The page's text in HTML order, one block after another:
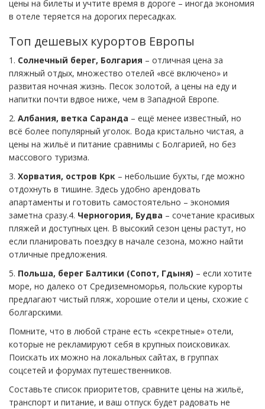
цены на билеты и учтите время в дороге – иногда экономия
в отеле теряется на дорогих пересадках.
Топ дешевых курортов Европы
1. Солнечный берег, Болгария – отличная цена за
пляжный отдых, множество отелей «всё включено» и
развитая ночная жизнь. Песок золотой, а цены на еду и
напитки почти вдвое ниже, чем в Западной Европе.
2. Албания, ветка Саранда – ещё менее известный, но
всё более популярный уголок. Вода кристально чистая, а
цены на жильё и питание сравнимы с Болгарией, но без
массового туризма.
3. Хорватия, остров Крк – небольшие бухты, где можно
отдохнуть в тишине. Здесь удобно арендовать
апартаменты и готовить самостоятельно – экономия
заметна сразу.4. Черногория, Будва – сочетание красивых
пляжей и доступных цен. В высокий сезон цены растут, но
если планировать поездку в начале сезона, можно найти
отличные предложения.
5. Польша, берег Балтики (Сопот, Гдыня) – если хотите
море, но далеко от Средиземноморья, польские курорты
предлагают чистый пляж, хорошие отели и цены, схожие с
болгарскими.
Помните, что в любой стране есть «секретные» отели,
которые не рекламируют себя в крупных поисковиках.
Поискать их можно на локальных сайтах, в группах
соцсетей и форумах путешественников.
Составьте список приоритетов, сравните цены на жильё,
транспорт и питание, и ваш отпуск будет радовать не